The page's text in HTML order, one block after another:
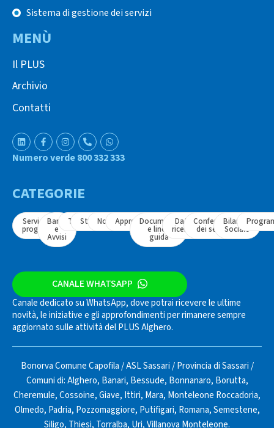
Sistema di gestione dei servizi
MENÙ
Il PLUS
Archivio
Contatti
Numero verde 800 332 333
CATEGORIE
Servizi e
progetti
Bandi
e
Avvisi
TavoliStrumentiNormativaApprofondimenti
Documenti
e linee
guida
Dati e
ricerche
Conferenza
dei servizi
Bilancio
Sociale
CANALE WHATSAPP
Canale dedicato su WhatsApp, dove potrai ricevere le ultime
novità, le iniziative e gli approfondimenti per rimanere sempre
aggiornato sulle attività del PLUS Alghero.
Bonorva Comune Capofila/ASL Sassari/Provincia di Sassari/
Comuni di:Alghero, Banari, Bessude, Bonnanaro, Borutta,
Cheremule,Cossoine,Giave, Ittiri, Mara, Monteleone Roccadoria,
Olmedo, Padria, Pozzomaggiore, Putifigari, Romana,Semestene,
Siligo, Thiesi, Torralba, Uri,Villanova Monteleone.